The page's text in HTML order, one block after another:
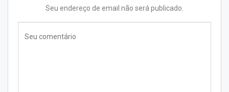
Seu endereço de email não será publicado.